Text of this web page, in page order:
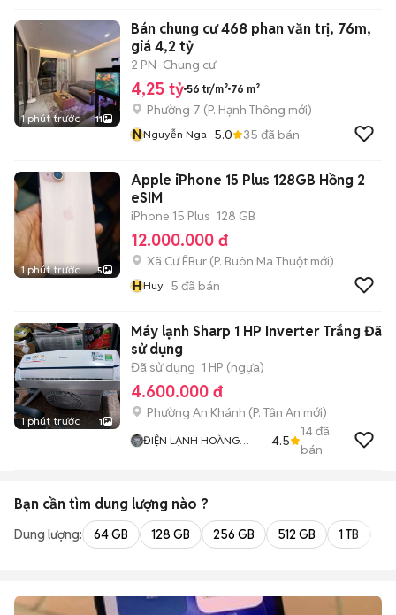
1 phút trước 11
Bán chung cư 468 phan văn trị, 76m,
giá 4,2 tỷ
2 PN Chung cư
4,25 tỷ 56 tr/m² 76 m²
Phường 7 (P. Hạnh Thông mới)
NNguyễn Nga 5.0 35 đã bán
1 phút trước 5
Apple iPhone 15 Plus 128GB Hồng 2
eSIM
iPhone 15 Plus 128 GB
12.000.000 đ
Xã Cư ÊBur (P. Buôn Ma Thuột mới)
HHuy 5 đã bán
1 phút trước 1
Máy lạnh Sharp 1 HP Inverter Trắng Đã
sử dụng
Đã sử dụng 1 HP (ngựa)
4.600.000 đ
Phường An Khánh (P. Tân An mới)
ĐIỆN LẠNH HOÀNG
4.5
14đã
bán
Bạn cần tìm dung lượng nào ?
Dung lượng: 64 GB 128 GB 256 GB 512 GB 1 TB